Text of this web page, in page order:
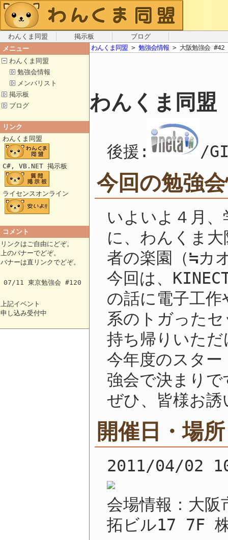
わんくま同盟 掲示板
ブログ
メニュー
わんくま同盟
勉強会情報
メンバリスト
掲示板
ブログ
リンク
わんくま同盟
C#, VB.NET 掲示板
ライセンスオンライン
コメント
リンクはご自由にどぞ。
上のバナーでどぞ。
バナーは直リンクでどぞ。
07/11 東京勉強会 #120
上記イベント
申し込み受付中
わんくま同盟 > 勉強会情報 > 大阪勉強会 #42
わんくま同
後援: /
今回の勉強
いよいよ４月
に、わんくま
者の楽園（≒カ
今回は、
の話に電子工
系のトガった
持ち帰りいた
今年度のスタ
強会で決まりで
ぜひ、皆様お
開催日・場所
2011/04/02
会場情報：大
拓ビル17 7F